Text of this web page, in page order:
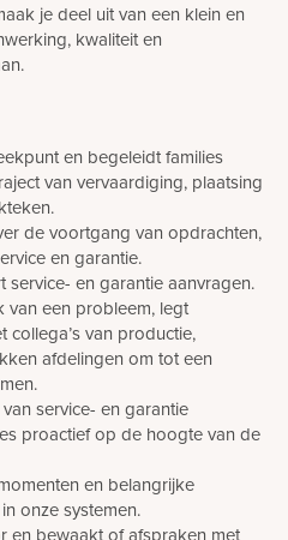
je deel uit van een klein en
kwaliteit en
en begeleidt families
van vervaardiging, plaatsing
de voortgang van opdrachten,
en garantie.
service- en garantie aanvragen.
een probleem, legt
collega’s van productie,
afdelingen om tot een
service- en garantie
proactief op de hoogte van de
en belangrijke
onze systemen.
en bewaakt of afspraken met